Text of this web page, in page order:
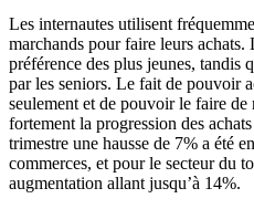
Les internautes utilisent
marchands pour faire leurs achats.
préférence des plus jeunes, tandis
par les seniors. Le fait de pouvoir
seulement et de pouvoir le faire
fortement la progression des
trimestre une hausse de 7% a été
commerces, et pour le secteur du
augmentation allant jusqu’à 14%.